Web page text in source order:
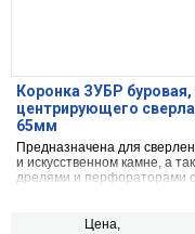
Коронка ЗУБР
центрирующего
65мм
Предназначена для
и искусственном камне, а
дрелями и перфораторами
Цена,